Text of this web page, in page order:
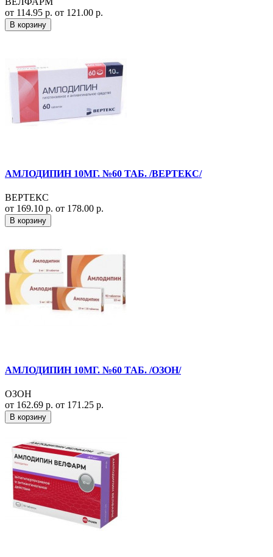
от 114.95 р. от 121.00 р.
В корзину
АМЛОДИПИН 10МГ. №60 ТАБ. /ВЕРТЕКС/
ВЕРТЕКС
от 169.10 р. от 178.00 р.
В корзину
АМЛОДИПИН 10МГ. №60 ТАБ. /ОЗОН/
ОЗОН
от 162.69 р. от 171.25 р.
В корзину